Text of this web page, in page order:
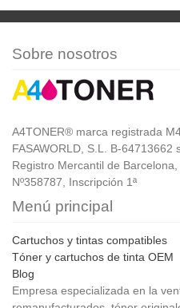
Sobre nosotros
A4TONER® marca registrada
FASAWORLD, S.L. B-
Registro Mercantil de
Nº358787, Inscripción 1ª
Menú principal
Cartuchos y tintas compatibles
Tóner y cartuchos de tinta OEM
Blog
Empresa especializada en la